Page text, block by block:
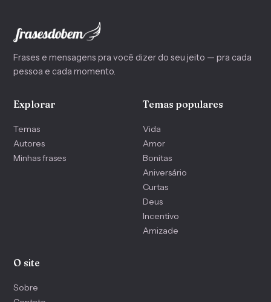
Frases e mensagens pra você dizer do seu jeito — pra cada
pessoa e cada momento.
Explorar
Temas
Autores
Minhas frases
Temas populares
Vida
Amor
Bonitas
Aniversário
Curtas
Deus
Incentivo
Amizade
O site
Sobre